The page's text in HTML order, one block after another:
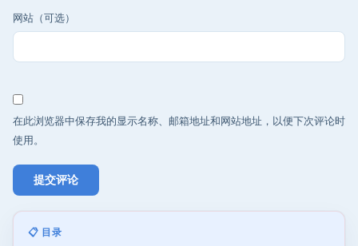
网站（可选）
在此浏览器中保存我的显示名称、邮箱地址和网站地址，以便下次评论时
使用。
📋 目录